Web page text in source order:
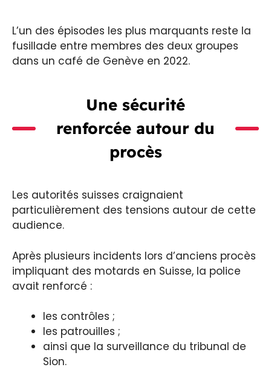
L’un des épisodes les plus marquants reste la
fusillade entre membres des deux groupes
dans un café de Genève en 2022.
Une sécurité
renforcée autour du
procès
Les autorités suisses craignaient
particulièrement des tensions autour de cette
audience.
Après plusieurs incidents lors d’anciens procès
impliquant des motards en Suisse, la police
avait renforcé :
les contrôles ;
les patrouilles ;
ainsi que la surveillance du tribunal de
Sion.